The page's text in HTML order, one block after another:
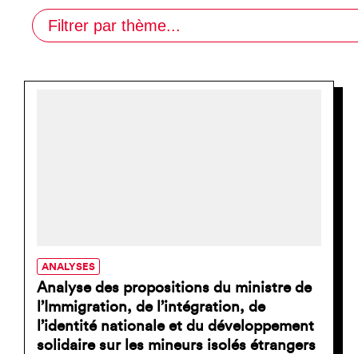
ANALYSES
Analyse des propositions du ministre de
l’Immigration, de l’intégration, de
l’identité nationale et du développement
solidaire sur les mineurs isolés étrangers